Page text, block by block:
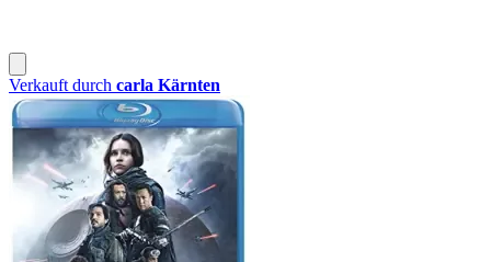
Verkauft durch carla Kärnten